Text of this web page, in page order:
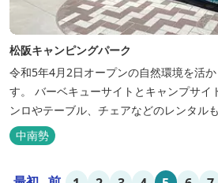
松阪キャンピングパーク
令和5年4月2日オープンの自然環境を活
す。 バーベキューサイトとキャンプサイ
ンロやテーブル、チェアなどのレンタル
キューサイトは屋根があり雨でも利用い
ご利用ください！
中南勢